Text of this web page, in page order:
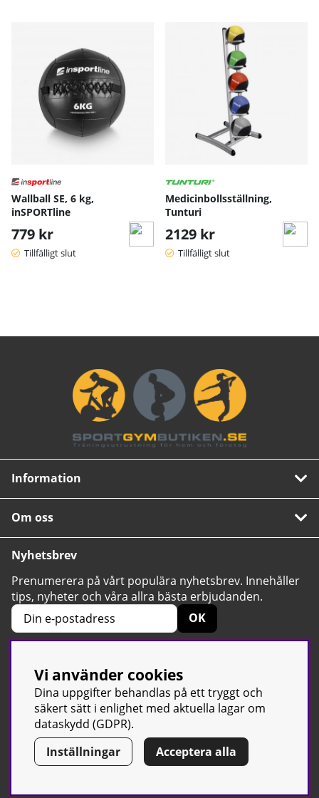
Wallball SE, 6 kg,
inSPORTline
779 kr
Tillfälligt slut
Medicinbollsställning,
Tunturi
2129 kr
Tillfälligt slut
Information
Om oss
Nyhetsbrev
Prenumerera på vårt populära nyhetsbrev. Innehåller
tips, nyheter och våra allra bästa erbjudanden.
OK
4.6 Baserat på 2424 betyg
© Sport & Gym Butiken JTC AB | Kontakta oss| All rights reserved
| Org.nr: 556668-7058 | Tel: 0500-42 87 00
Vi använder cookies
Dina uppgifter behandlas på ett tryggt och
säkert sätt i enlighet med aktuella lagar om
dataskydd (GDPR).
Inställningar
Acceptera alla